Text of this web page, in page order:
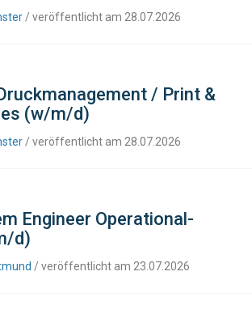
/ veröffentlicht am 28.07.2026
/ Print &
(w/m/d)
/ veröffentlicht am 28.07.2026
Engineer Operational-
d)
/ veröffentlicht am 23.07.2026